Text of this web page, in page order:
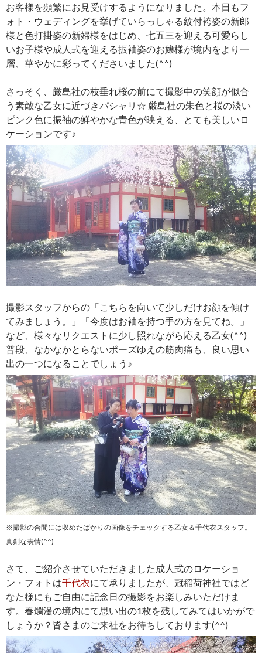
お客様を頻繁にお見受けするようになりました。本日もフ
ォト・ウェディングを挙げていらっしゃる紋付袴姿の新郎
様と色打掛姿の新婦様をはじめ、七五三を迎える可愛らし
いお子様や成人式を迎える振袖姿のお嬢様が境内をより一
層、華やかに彩ってくださいました(^^)
さっそく、厳島社の枝垂れ桜の前にて撮影中の笑顔が似合
う素敵な乙女に近づきパシャリ☆ 厳島社の朱色と桜の淡い
ピンク色に振袖の鮮やかな青色が映える、とても美しいロ
ケーションです♪
撮影スタッフからの「こちらを向いて少しだけお顔を傾け
てみましょう。」「今度はお袖を持つ手の方を見てね。」
など、様々なリクエストに少し照れながら応える乙女(^^)
普段、なかなかとらないポーズゆえの筋肉痛も、良い思い
出の一つになることでしょう♪
※撮影の合間には収めたばかりの画像をチェックする乙女＆千代衣スタッフ。
真剣な表情(^^)
さて、ご紹介させていただきました成人式のロケーショ
ン・フォトは千代衣にて承りましたが、冠稲荷神社ではど
なた様にもご自由に記念日の撮影をお楽しみいただけま
す。春爛漫の境内にて思い出の1枚を残してみてはいかがで
しょうか？皆さまのご来社をお待ちしております(^^)